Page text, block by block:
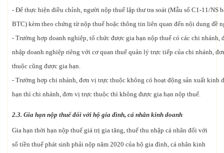
- Để thực hiện điều chỉnh, người nộp thuế lập thư tra soát (Mẫu số C1-11/NS
BTC) kèm theo chứng từ nộp thuế hoặc thông tin liên quan đến nội dung đề
- Trường hợp doanh nghiệp, tổ chức được gia hạn nộp thuế có các chi
nhập doanh nghiệp riêng với cơ quan thuế quản lý trực tiếp của chi nhánh,
thuộc cũng được gia hạn.
- Trường hợp chi nhánh, đơn vị trực thuộc không có hoạt động sản xuất kinh
hạn thì chi nhánh, đơn vị trực thuộc thì không được gia hạn nộp thuế.
2.3. Gia hạn nộp thuế đối với hộ gia đình, cá nhân kinh doanh
Gia hạn thời hạn nộp thuế giá trị gia tăng, thuế thu nhập cá nhân đối với
số tiền thuế phát sinh phải nộp năm 2020 của hộ gia đình, cá nhân kinh